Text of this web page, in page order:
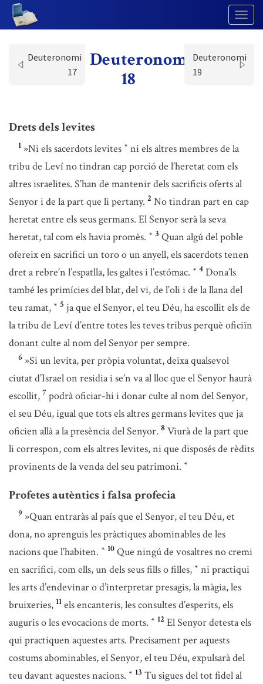
Deuteronomi
17
Deuteronomi
18
Deuteronomi
19
Drets dels levites
1 »Ni els sacerdots levites * ni els altres membres de la
tribu de Leví no tindran cap porció de l’heretat com els
altres israelites. S’han de mantenir dels sacrificis oferts al
Senyor i de la part que li pertany. 2 No tindran part en cap
heretat entre els seus germans. El Senyor serà la seva
heretat, tal com els havia promès. * 3 Quan algú del poble
ofereix en sacrifici un toro o un anyell, els sacerdots tenen
dret a rebre’n l’espatlla, les galtes i l’estómac. * 4 Dona’ls
també les primícies del blat, del vi, de l’oli i de la llana del
teu ramat, * 5 ja que el Senyor, el teu Déu, ha escollit els de
la tribu de Leví d’entre totes les teves tribus perquè oficiïn
donant culte al nom del Senyor per sempre.
6 »Si un levita, per pròpia voluntat, deixa qualsevol
ciutat d’Israel on residia i se’n va al lloc que el Senyor haurà
escollit, 7 podrà oficiar-hi i donar culte al nom del Senyor,
el seu Déu, igual que tots els altres germans levites que ja
oficien allà a la presència del Senyor. 8 Viurà de la part que
li correspon, com els altres levites, ni que disposés de rèdits
provinents de la venda del seu patrimoni. *
Profetes autèntics i falsa profecia
9 »Quan entraràs al país que el Senyor, el teu Déu, et
dona, no aprenguis les pràctiques abominables de les
nacions que l’habiten. * 10 Que ningú de vosaltres no cremi
en sacrifici, com ells, un dels seus fills o filles, * ni practiqui
les arts d’endevinar o d’interpretar presagis, la màgia, les
bruixeries, 11 els encanteris, les consultes d’esperits, els
auguris o les evocacions de morts. * 12 El Senyor detesta els
qui practiquen aquestes arts. Precisament per aquests
costums abominables, el Senyor, el teu Déu, expulsarà del
teu davant aquestes nacions. * 13 Tu sigues del tot fidel al